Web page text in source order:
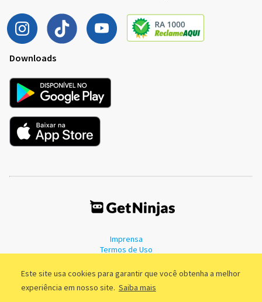
Este site usa cookies para garantir que você obtenha a melhor
experiência em nosso site. Saiba mais
Downloads
Imprensa
Termos de Uso